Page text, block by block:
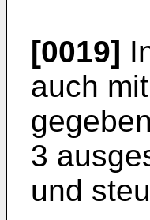
[0019]
auch
3
und